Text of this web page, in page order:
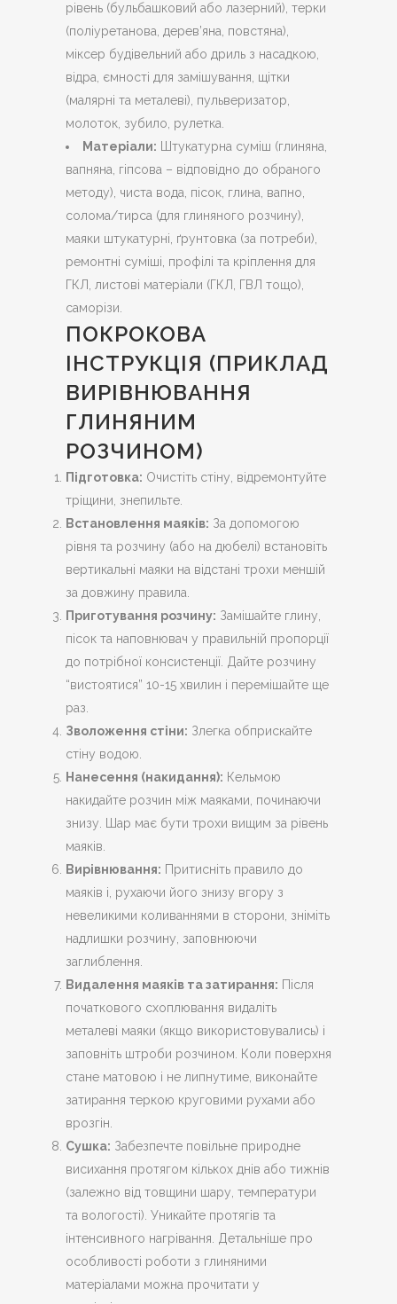
рівень (бульбашковий або лазерний), терки
(поліуретанова, дерев’яна, повстяна),
міксер будівельний або дриль з насадкою,
відра, ємності для замішування, щітки
(малярні та металеві), пульверизатор,
молоток, зубило, рулетка.
Матеріали: Штукатурна суміш (глиняна,
вапняна, гіпсова – відповідно до обраного
методу), чиста вода, пісок, глина, вапно,
солома/тирса (для глиняного розчину),
маяки штукатурні, ґрунтовка (за потреби),
ремонтні суміші, профілі та кріплення для
ГКЛ, листові матеріали (ГКЛ, ГВЛ тощо),
саморізи.
ПОКРОКОВА
ІНСТРУКЦІЯ (ПРИКЛАД
ВИРІВНЮВАННЯ
ГЛИНЯНИМ
РОЗЧИНОМ)
Підготовка: Очистіть стіну, відремонтуйте
тріщини, знепильте.
Встановлення маяків: За допомогою
рівня та розчину (або на дюбелі) встановіть
вертикальні маяки на відстані трохи меншій
за довжину правила.
Приготування розчину: Замішайте глину,
пісок та наповнювач у правильній пропорції
до потрібної консистенції. Дайте розчину
“вистоятися” 10-15 хвилин і перемішайте ще
раз.
Зволоження стіни: Злегка обприскайте
стіну водою.
Нанесення (накидання): Кельмою
накидайте розчин між маяками, починаючи
знизу. Шар має бути трохи вищим за рівень
маяків.
Вирівнювання: Притисніть правило до
маяків і, рухаючи його знизу вгору з
невеликими коливаннями в сторони, зніміть
надлишки розчину, заповнюючи
заглиблення.
Видалення маяків та затирання: Після
початкового схоплювання видаліть
металеві маяки (якщо використовувались) і
заповніть штроби розчином. Коли поверхня
стане матовою і не липнутиме, виконайте
затирання теркою круговими рухами або
врозгін.
Сушка: Забезпечте повільне природне
висихання протягом кількох днів або тижнів
(залежно від товщини шару, температури
та вологості). Уникайте протягів та
інтенсивного нагрівання. Детальніше про
особливості роботи з глиняними
матеріалами можна прочитати у